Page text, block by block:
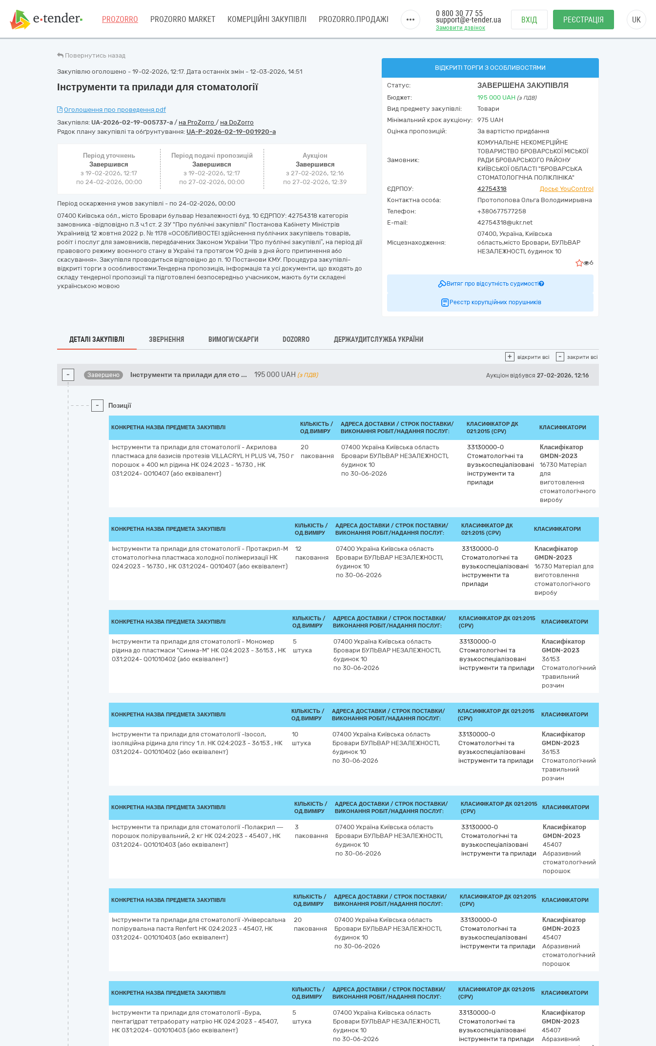
PROZORRO PROZORRO MARKET КОМЕРЦІЙНІ ЗАКУПІВЛІ PROZORRO.ПРОДАЖІ
Замовити дзвінок
0 800 30 77 55
support@e-tender.ua ВХІД РЕЄСТРАЦІЯ UK
Повернутись назад
Закупівлю оголошено - 19-02-2026, 12:17. Дата останніх змін - 12-03-2026, 14:51
Інструменти та прилади для стоматології
Оголошення про проведення.pdf
Закупівля: UA-2026-02-19-005737-a / на ProZorro / на DoZorro
Рядок плану закупівлі та обґрунтування: UA-P-2026-02-19-001920-a
Період уточнень
Завершився
з 19-02-2026, 12:17
по 24-02-2026, 00:00
Період подачі пропозицій
Завершився
з 19-02-2026, 12:17
по 27-02-2026, 00:00
Аукціон
Завершився
з27-02-2026, 12:16
по27-02-2026, 12:39
Період оскарження умов закупівлі - по 24-02-2026, 00:00
07400 Київська обл., місто Бровари бульвар Незалежності буд. 10 ЄДРПОУ: 42754318 категорія
замовника -відповідно п.3 ч.1 ст. 2 ЗУ "Про публічні закупівлі" Постанова Кабінету Міністрів
Українивід 12 жовтня 2022 р. № 1178 «ОСОБЛИВОСТЕІ здійснення публічних закупівель товарів,
робіт і послуг для замовників, передбачених Законом України “Про публічні закупівлі”, на період дії
правового режиму воєнного стану в Україні та протягом 90 днів з дня його припинення або
скасування». Закупівля проводиться відповідно до п. 10 Постанови КМУ. Процедура закупівлі-
відкриті торги з особливостями.Тендерна пропозиція, інформація та усі документи, що входять до
складу тендерної пропозиції та підготовлені безпосередньо учасником, мають бути складені
українською мовою
ВІДКРИТІ ТОРГИ З ОСОБЛИВОСТЯМИ
Статус: ЗАВЕРШЕНА ЗАКУПІВЛЯ
Бюджет: 195 000 UAH (з ПДВ)
Вид предмету закупівлі:
Товари
Мінімальний крок аукціону:
975 UAH
Оцінка пропозицій:
За вартістю придбання
Замовник:
КОМУНАЛЬНЕ НЕКОМЕРЦІЙНЕ
ТОВАРИСТВО БРОВАРСЬКОЇ МІСЬКОЇ
РАДИ БРОВАРСЬКОГО РАЙОНУ
КИЇВСЬКОЇ ОБЛАСТІ "БРОВАРСЬКА
СТОМАТОЛОГІЧНА ПОЛІКЛІНІКА"
ЄДРПОУ:
42754318
Досьє YouControl
Контактна особа:
Протопопова Ольга Володимирывна
Телефон:
+380677577258
E-mail:
42754318@ukr.net
Місцезнаходження:
07400, Україна, Київська
область,місто Бровари, БУЛЬВАР
НЕЗАЛЕЖНОСТІ, будинок 10
6
Витяг про відсутність судимості
Реєстр корупційних порушників
ДЕТАЛІ ЗАКУПІВЛІ ЗВЕРНЕННЯ ВИМОГИ/СКАРГИ DOZORRO ДЕРЖАУДИТСЛУЖБА УКРАЇНИ
+ відкрити всі - закрити всі
- Завершено Інструменти та прилади для сто ... 195 000 UAH (з ПДВ) Аукціон відбувся 27-02-2026, 12:16
- Позиції
КОНКРЕТНА НАЗВА ПРЕДМЕТА ЗАКУПІВЛІ
КІЛЬКІСТЬ /
ОД.ВИМІРУ
АДРЕСА ДОСТАВКИ / СТРОК ПОСТАВКИ/
ВИКОНАННЯ РОБІТ/НАДАННЯ ПОСЛУГ:
КЛАСИФІКАТОР ДК
021:2015 (CPV)
КЛАСИФІКАТОРИ
Інструменти та прилади для стоматології - Акрилова
пластмаса для базисів протезів VILLACRYL H PLUS V4, 750 г
порошок + 400 мл рідина НК 024:2023 - 16730 , НК
031:2024- Q010407 (або еквівалент)
20
паковання
07400 Україна Київська область
Бровари БУЛЬВАР НЕЗАЛЕЖНОСТІ,
будинок 10
по 30-06-2026
33130000-0
Стоматологічні та
вузькоспеціалізовані
інструменти та
прилади
Класифікатор
GMDN-2023
16730 Матеріал
для
виготовлення
стоматологічного
виробу
КОНКРЕТНА НАЗВА ПРЕДМЕТА ЗАКУПІВЛІ
КІЛЬКІСТЬ /
ОД.ВИМІРУ
АДРЕСА ДОСТАВКИ / СТРОК ПОСТАВКИ/
ВИКОНАННЯ РОБІТ/НАДАННЯ ПОСЛУГ:
КЛАСИФІКАТОР ДК
021:2015 (CPV)
КЛАСИФІКАТОРИ
Інструменти та прилади для стоматології - Протакрил-М
стоматологічна пластмаса холодної полімеризації НК
024:2023 - 16730 , НК 031:2024- Q010407 (або еквівалент)
12
паковання
07400 Україна Київська область
Бровари БУЛЬВАР НЕЗАЛЕЖНОСТІ,
будинок 10
по 30-06-2026
33130000-0
Стоматологічні та
вузькоспеціалізовані
інструменти та
прилади
Класифікатор
GMDN-2023
16730 Матеріал для
виготовлення
стоматологічного
виробу
КОНКРЕТНА НАЗВА ПРЕДМЕТА ЗАКУПІВЛІ
КІЛЬКІСТЬ /
ОД.ВИМІРУ
АДРЕСА ДОСТАВКИ / СТРОК ПОСТАВКИ/
ВИКОНАННЯ РОБІТ/НАДАННЯ ПОСЛУГ:
КЛАСИФІКАТОР ДК 021:2015
(CPV)
КЛАСИФІКАТОРИ
Інструменти та прилади для стоматології - Мономер
рідина до пластмаси "Синма-М" НК 024:2023 - 36153 , НК
031:2024- Q01010402 (або еквівалент)
5
штука
07400 Україна Київська область
Бровари БУЛЬВАР НЕЗАЛЕЖНОСТІ,
будинок 10
по 30-06-2026
33130000-0
Стоматологічні та
вузькоспеціалізовані
інструменти та прилади
Класифікатор
GMDN-2023
36153
Стоматологічний
травильний
розчин
КОНКРЕТНА НАЗВА ПРЕДМЕТА ЗАКУПІВЛІ
КІЛЬКІСТЬ /
ОД.ВИМІРУ
АДРЕСА ДОСТАВКИ / СТРОК ПОСТАВКИ/
ВИКОНАННЯ РОБІТ/НАДАННЯ ПОСЛУГ:
КЛАСИФІКАТОР ДК 021:2015
(CPV)
КЛАСИФІКАТОРИ
Інструменти та прилади для стоматології -Ізосол,
ізоляційна рідина для гіпсу 1 л. НК 024:2023 - 36153 , НК
031:2024- Q01010402 (або еквівалент)
10
штука
07400 Україна Київська область
Бровари БУЛЬВАР НЕЗАЛЕЖНОСТІ,
будинок 10
по 30-06-2026
33130000-0
Стоматологічні та
вузькоспеціалізовані
інструменти та прилади
Класифікатор
GMDN-2023
36153
Стоматологічний
травильний
розчин
КОНКРЕТНА НАЗВА ПРЕДМЕТА ЗАКУПІВЛІ
КІЛЬКІСТЬ /
ОД.ВИМІРУ
АДРЕСА ДОСТАВКИ / СТРОК ПОСТАВКИ/
ВИКОНАННЯ РОБІТ/НАДАННЯ ПОСЛУГ:
КЛАСИФІКАТОР ДК 021:2015
(CPV)
КЛАСИФІКАТОРИ
Інструменти та прилади для стоматології -Полакрил —
порошок полірувальний, 2 кг НК 024:2023 - 45407 , НК
031:2024- Q01010403 (або еквівалент)
3
паковання
07400 Україна Київська область
Бровари БУЛЬВАР НЕЗАЛЕЖНОСТІ,
будинок 10
по 30-06-2026
33130000-0
Стоматологічні та
вузькоспеціалізовані
інструменти та прилади
Класифікатор
GMDN-2023
45407
Абразивний
стоматологічний
порошок
КОНКРЕТНА НАЗВА ПРЕДМЕТА ЗАКУПІВЛІ
КІЛЬКІСТЬ /
ОД.ВИМІРУ
АДРЕСА ДОСТАВКИ / СТРОК ПОСТАВКИ/
ВИКОНАННЯ РОБІТ/НАДАННЯ ПОСЛУГ:
КЛАСИФІКАТОР ДК 021:2015
(CPV)
КЛАСИФІКАТОРИ
Інструменти та прилади для стоматології -Універсальна
полірувальна паста Renfert НК 024:2023 - 45407, НК
031:2024- Q01010403 (або еквівалент)
20
паковання
07400 Україна Київська область
Бровари БУЛЬВАР НЕЗАЛЕЖНОСТІ,
будинок 10
по 30-06-2026
33130000-0
Стоматологічні та
вузькоспеціалізовані
інструменти та прилади
Класифікатор
GMDN-2023
45407
Абразивний
стоматологічний
порошок
КОНКРЕТНА НАЗВА ПРЕДМЕТА ЗАКУПІВЛІ
КІЛЬКІСТЬ /
ОД.ВИМІРУ
АДРЕСА ДОСТАВКИ / СТРОК ПОСТАВКИ/
ВИКОНАННЯ РОБІТ/НАДАННЯ ПОСЛУГ:
КЛАСИФІКАТОР ДК 021:2015
(CPV)
КЛАСИФІКАТОРИ
Інструменти та прилади для стоматології -Бура,
пентагідрат тетраборату натрію НК 024:2023 - 45407,
НК 031:2024- Q01010403 (або еквівалент)
5
штука
07400 Україна Київська область
Бровари БУЛЬВАР НЕЗАЛЕЖНОСТІ,
будинок 10
по 30-06-2026
33130000-0
Стоматологічні та
вузькоспеціалізовані
інструменти та прилади
Класифікатор
GMDN-2023
45407
Абразивний